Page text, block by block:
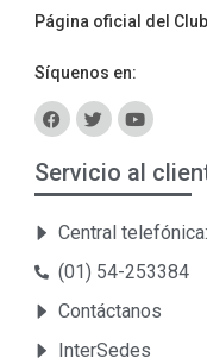
Página oficial del
Síquenos en:
Servicio al
Central telefónica:
(01) 54-253384
Contáctanos
InterSedes